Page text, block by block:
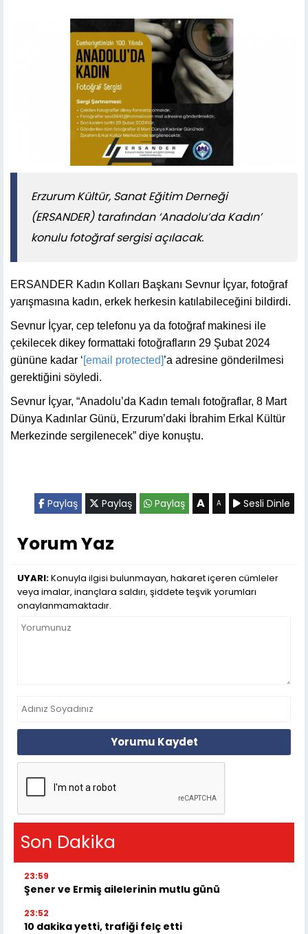
Erzurum Kültür, Sanat Eğitim Derneği
(ERSANDER) tarafından ‘Anadolu’da Kadın’
konulu fotoğraf sergisi açılacak.
ERSANDER Kadın Kolları Başkanı Sevnur İçyar, fotoğraf
yarışmasına kadın, erkek herkesin katılabileceğini bildirdi.
Sevnur İçyar, cep telefonu ya da fotoğraf makinesi ile
çekilecek dikey formattaki fotoğrafların 29 Şubat 2024
gününe kadar ‘[email protected]’a adresine gönderilmesi
gerektiğini söyledi.
Sevnur İçyar, “Anadolu’da Kadın temalı fotoğraflar, 8 Mart
Dünya Kadınlar Günü, Erzurum’daki İbrahim Erkal Kültür
Merkezinde sergilenecek” diye konuştu.
Paylaş Paylaş Paylaş A A Sesli Dinle
Yorum Yaz
UYARI:Konuyla ilgisi bulunmayan, hakaret içeren cümleler
veya imalar, inançlara saldırı, şiddete teşvik yorumları
onaylanmamaktadır.
Yorumu Kaydet
Son Dakika
23:59
Şener ve Ermiş ailelerinin mutlu günü
23:52
10 dakika yetti, trafiği felç etti